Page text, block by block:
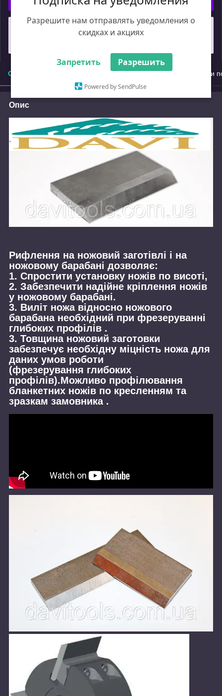
Разрешите нам отправлять уведомления о
скидках и акциях
Запретить Разрешить
Powered by SendPulse
Що таке купити з Пром?
Опис Доставка Оплата Умови
Опис
Рифлення на ножовий заготівлі і на
ножовому барабані дозволяє:
1. Спростити установку ножів по висоті,
2. Забезпечити надійне кріплення ножів
у ножовому барабані.
3. Виліт ножа відносно ножового
барабана необхідний при фрезеруванні
глибоких профілів .
3. Товщина ножовий заготовки
забезпечує необхідну міцність ножа для
даних умов роботи
(фрезерування глибоких
профілів).Можливо профілювання
бланкетних ножів по кресленням та
зразкам замовника .